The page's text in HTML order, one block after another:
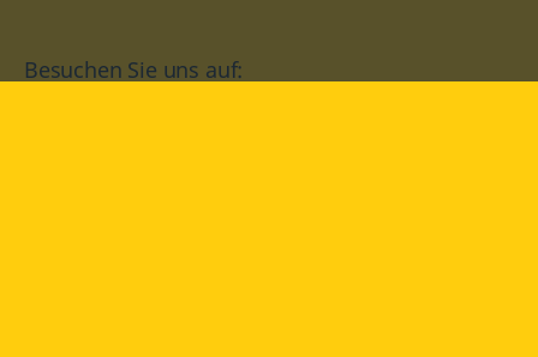
Besuchen Sie uns auf: